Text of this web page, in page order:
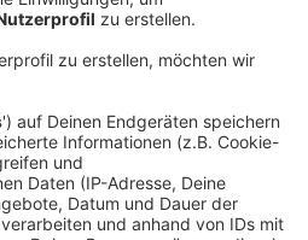
14.11.2019 04:30
auch größere Gegenstände,
oder auch Bierkästen
wird die Flotte auf fünf